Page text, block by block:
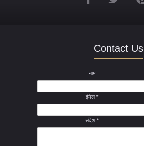
Contact Us
नाम
ईमेल*
संदेश*